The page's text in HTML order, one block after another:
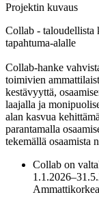
Projektin kuvaus
Collab - taloudellista
tapahtuma-alalle
Collab-hanke
toimivien
kestävyyttä,
laajalla ja
alan kasvua
parantamalla
tekemällä osaamista
Collab on